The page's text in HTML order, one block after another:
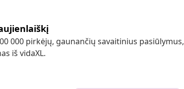
000 pirkėjų, gaunančių savaitinius pasiūlymus,
iš vidaXL.